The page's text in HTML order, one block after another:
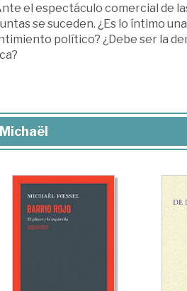
el espectáculo comercial de
se suceden. ¿Es lo íntimo
político? ¿Debe ser la